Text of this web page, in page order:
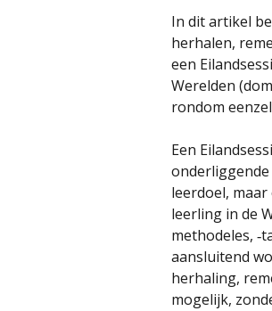
In dit artikel
herhalen,
een
Werelden
rondom
Een
leerdoel,
leerling in de
methodeles,
aansluitend
herhaling,
mogelijk,